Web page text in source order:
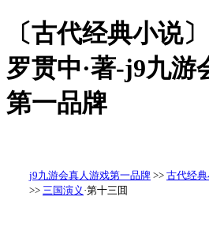
〔古代经典小说
罗贯中·著-j9九游
第一品牌
j9九游会真人游戏第一品牌 >> 古代经
>> 三国演义 ·第十三囬